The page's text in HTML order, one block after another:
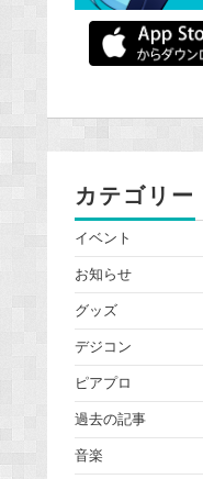
カテゴリー
イベント
お知らせ
グッズ
デジコン
ピアプロ
過去の記事
音楽